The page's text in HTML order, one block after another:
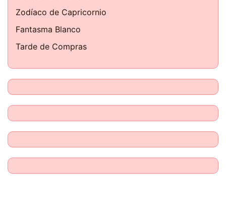
Zodíaco de Capricornio
Fantasma Blanco
Tarde de Compras